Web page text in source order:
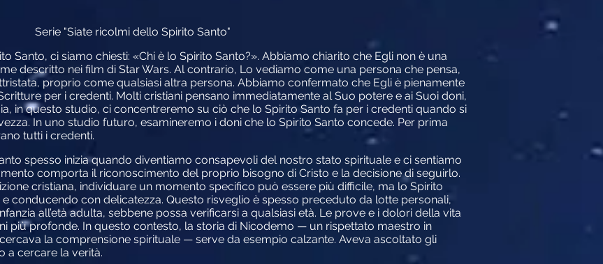
Serie "Siate ricolmi dello Spirito Santo"
Santo, ci siamo chiesti: «Chi è lo Spirito Santo?». Abbiamo chiarito che Egli non è una
descritto nei film di Star Wars. Al contrario, Lo vediamo come una persona che pensa,
proprio come qualsiasi altra persona. Abbiamo confermato che Egli è pienamente
per i credenti. Molti cristiani pensano immediatamente al Suo potere e ai Suoi doni,
in questo studio, ci concentreremo su ciò che lo Spirito Santo fa per i credenti quando si
In uno studio futuro, esamineremo i doni che lo Spirito Santo concede. Per prima
tutti i credenti.
spesso inizia quando diventiamo consapevoli del nostro stato spirituale e ci sentiamo
comporta il riconoscimento del proprio bisogno di Cristo e la decisione di seguirlo.
cristiana, individuare un momento specifico può essere più difficile, ma lo Spirito
conducendo con delicatezza. Questo risveglio è spesso preceduto da lotte personali,
all’età adulta, sebbene possa verificarsi a qualsiasi età. Le prove e i dolori della vita
più profonde. In questo contesto, la storia di Nicodemo — un rispettato maestro in
la comprensione spirituale — serve da esempio calzante. Aveva ascoltato gli
a cercare la verità.